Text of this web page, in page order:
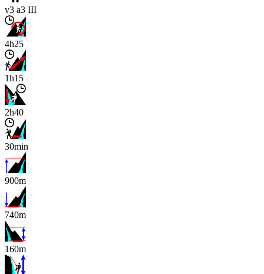
v3 a3 III
4h25
1h15
2h40
30min
900m
740m
160m
x